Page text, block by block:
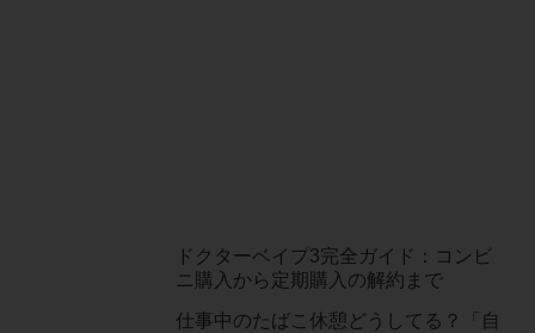
ドクターベイプ3完全ガイド：コンビ
ニ購入から定期購入の解約まで
仕事中のたばこ休憩どうしてる？「自